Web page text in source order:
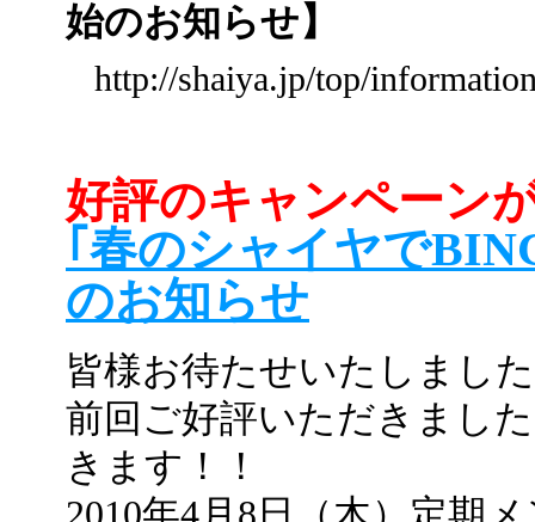
始のお知らせ】
http://shaiya.jp/top/
好評のキャンペーン
｢春のシャイヤで
のお知らせ
皆様お待たせいたしまし
前回ご好評いただきまし
きます！！